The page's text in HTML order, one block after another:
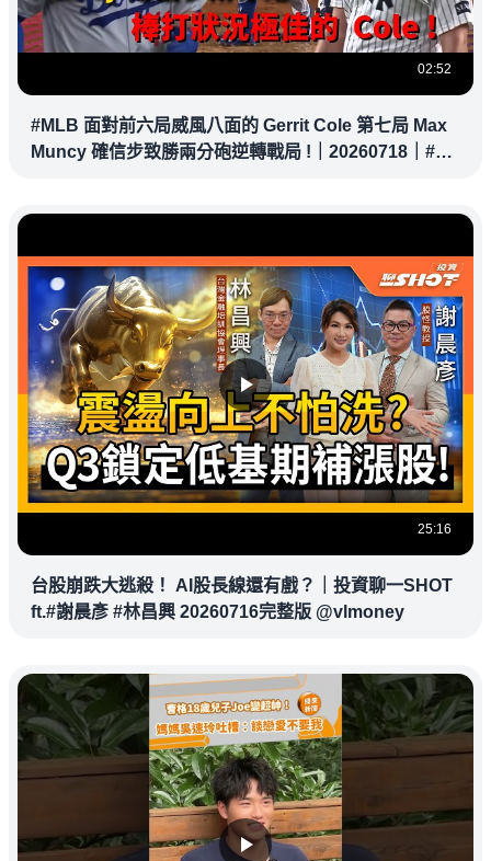
02:52
#MLB 面對前六局威風八面的 Gerrit Cole 第七局 Max
Muncy 確信步致勝兩分砲逆轉戰局 !｜20260718｜#洛
25:16
台股崩跌大逃殺！ AI股長線還有戲？｜投資聊一SHOT
ft.#謝晨彥 #林昌興 20260716完整版 @vlmoney